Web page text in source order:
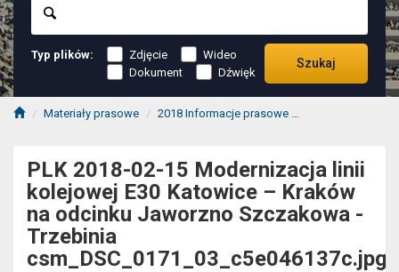
Typ plików: Zdjęcie
Wideo
Dokument
Dźwięk
Szukaj
Materiały prasowe 2018 Informacje prasowe
PLK 2018-02-15 Modernizacja linii
kolejowej E30 Katowice – Kraków
na odcinku Jaworzno Szczakowa -
Trzebinia
csm_DSC_0171_03_c5e046137c.jpg